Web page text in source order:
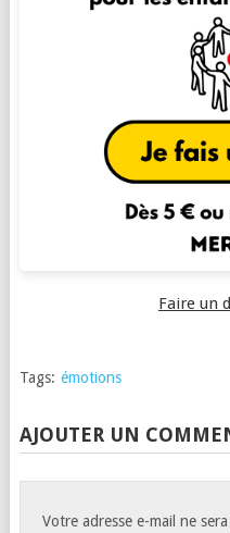
Faire un
Tags: émotions
AJOUTER UN
Votre adresse e-mail ne